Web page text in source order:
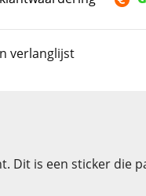
verlanglijst
Dit is een sticker die